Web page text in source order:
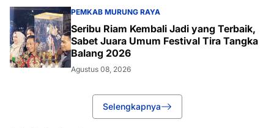
PEMKAB MURUNG RAYA
Seribu Riam Kembali Jadi yang Terbaik,
Sabet Juara Umum Festival Tira Tangka
Balang 2026
Agustus 08, 2026
Selengkapnya